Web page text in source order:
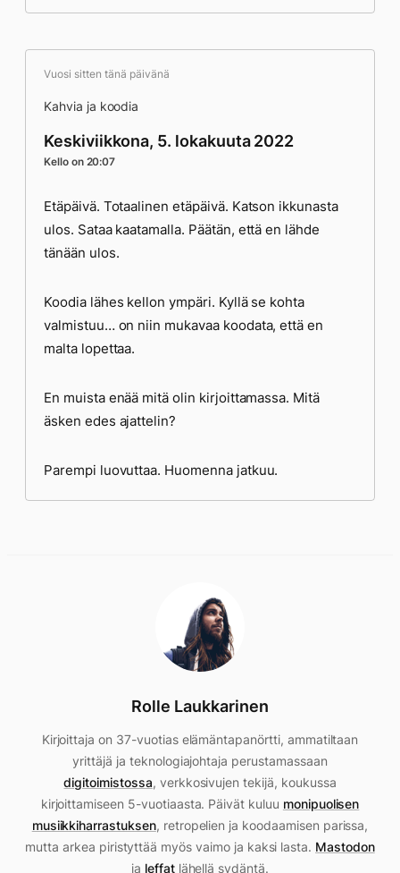
Vuosi sitten tänä päivänä
Kahvia ja koodia
Keskiviikkona, 5. lokakuuta 2022
Kello on 20:07
Etäpäivä. Totaalinen etäpäivä. Katson ikkunasta
ulos. Sataa kaatamalla. Päätän, että en lähde
tänään ulos.
Koodia lähes kellon ympäri. Kyllä se kohta
valmistuu… on niin mukavaa koodata, että en
malta lopettaa.
En muista enää mitä olin kirjoittamassa. Mitä
äsken edes ajattelin?
Parempi luovuttaa. Huomenna jatkuu.
Rolle Laukkarinen
Kirjoittaja on 37-vuotias elämäntapanörtti, ammatiltaan
yrittäjä ja teknologiajohtaja perustamassaan
digitoimistossa, verkkosivujen tekijä, koukussa
kirjoittamiseen 5-vuotiaasta. Päivät kuluu monipuolisen
musiikkiharrastuksen, retropelien ja koodaamisen parissa,
mutta arkea piristyttää myös vaimo ja kaksi lasta. Mastodon
ja leffatlähellä sydäntä.